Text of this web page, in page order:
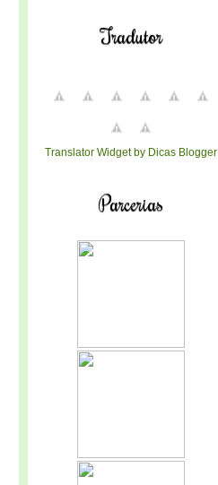
Tradutor
Translator Widget by Dicas Blogger
Parcerias